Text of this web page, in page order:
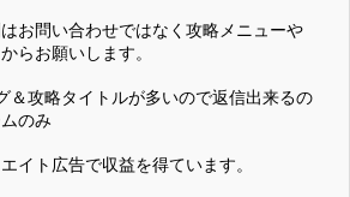
お問い合わせではなく攻略メニューや
らお願いします。
＆攻略タイトルが多いので返信出来るの
のみ
イト広告で収益を得ています。